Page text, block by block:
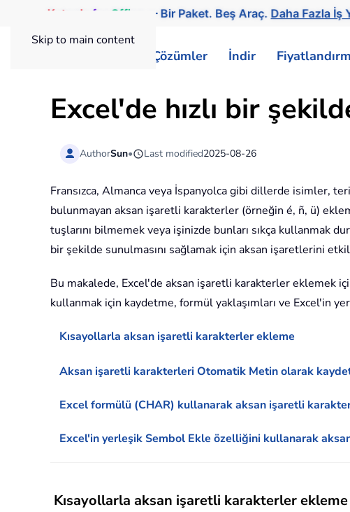
Skip to main content
Kutools for Office — Bir Paket. Beş Araç.Daha Fazla İş
Çözümler İndir
Excel'de hızlı bir
AuthorSun• Last modified2025-08-26
Fransızca, Almanca veya İspanyolca gibi dillerde isimler,
bulunmayan aksan işaretli karakterler (örneğin é, ñ, ü)
tuşlarını bilmemek veya işinizde bunları sıkça kullanmak
bir şekilde sunulmasını sağlamak için aksan işaretlerini
Bu makalede, Excel'de aksan işaretli karakterler eklemek
kullanmak için kaydetme, formül yaklaşımları ve Excel'in
Kısayollarla aksan işaretli karakterler ekleme
Aksan işaretli karakterleri Otomatik Metin olarak
Excel formülü (CHAR) kullanarak aksan işaretli
Excel'in yerleşik Sembol Ekle özelliğini kullanarak
Kısayollarla aksan işaretli karakterler ekleme